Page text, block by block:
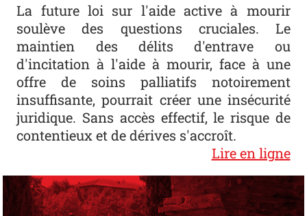
La future loi sur l'aide active à mourir
soulève des questions cruciales. Le
maintien des délits d'entrave ou
d'incitation à l'aide à mourir, face à une
offre de soins palliatifs notoirement
insuffisante, pourrait créer une insécurité
juridique. Sans accès effectif, le risque de
contentieux et de dérives s'accroît.
Lire en ligne